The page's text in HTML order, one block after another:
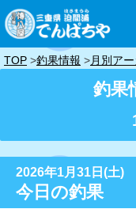
TOP 釣果情報 月別ア
釣果
2026年1月31日(土)
今日の釣果